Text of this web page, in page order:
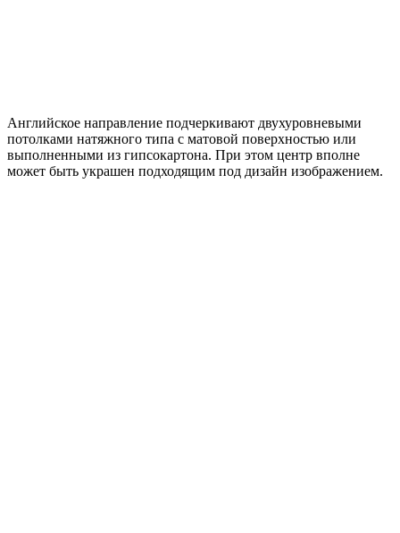
Английское направление подчеркивают двухуровневыми
потолками натяжного типа с матовой поверхностью или
выполненными из гипсокартона. При этом центр вполне
может быть украшен подходящим под дизайн изображением.